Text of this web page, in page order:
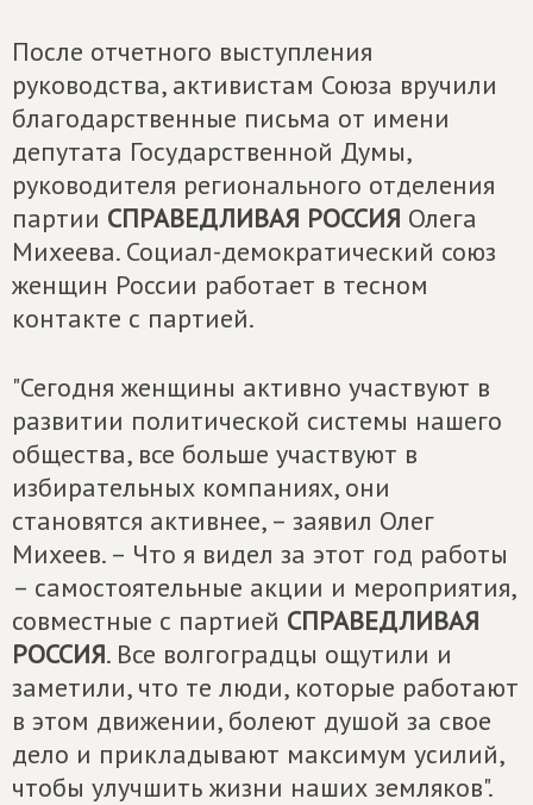
После отчетного выступления
руководства, активистам Союза вручили
благодарственные письма от имени
депутата Государственной Думы,
руководителя регионального отделения
партии СПРАВЕДЛИВАЯ РОССИЯ Олега
Михеева. Социал-демократический союз
женщин России работает в тесном
контакте с партией.
"Сегодня женщины активно участвуют в
развитии политической системы нашего
общества, все больше участвуют в
избирательных компаниях, они
становятся активнее, – заявил Олег
Михеев. – Что я видел за этот год работы
– самостоятельные акции и мероприятия,
совместные с партией СПРАВЕДЛИВАЯ
РОССИЯ. Все волгоградцы ощутили и
заметили, что те люди, которые работают
в этом движении, болеют душой за свое
дело и прикладывают максимум усилий,
чтобы улучшить жизни наших земляков".